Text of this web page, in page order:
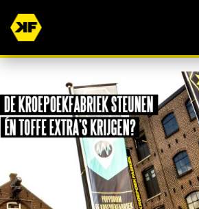
WORD JIJ OOK EEN VAN ONZE